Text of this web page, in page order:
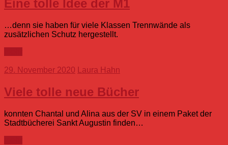
Eine tolle Idee der M1
…denn sie haben für viele Klassen Trennwände als
zusätzlichen Schutz hergestellt.
29. November 2020 Laura Hahn
Viele tolle neue Bücher
konnten Chantal und Alina aus der SV in einem Paket der
Stadtbücherei Sankt Augustin finden…